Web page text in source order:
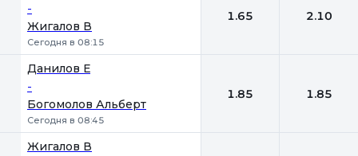
-
Жигалов В
Сегодня в 08:15
1.65 2.10
Данилов Е
-
Богомолов Альберт
Сегодня в 08:45
1.85 1.85
Жигалов В